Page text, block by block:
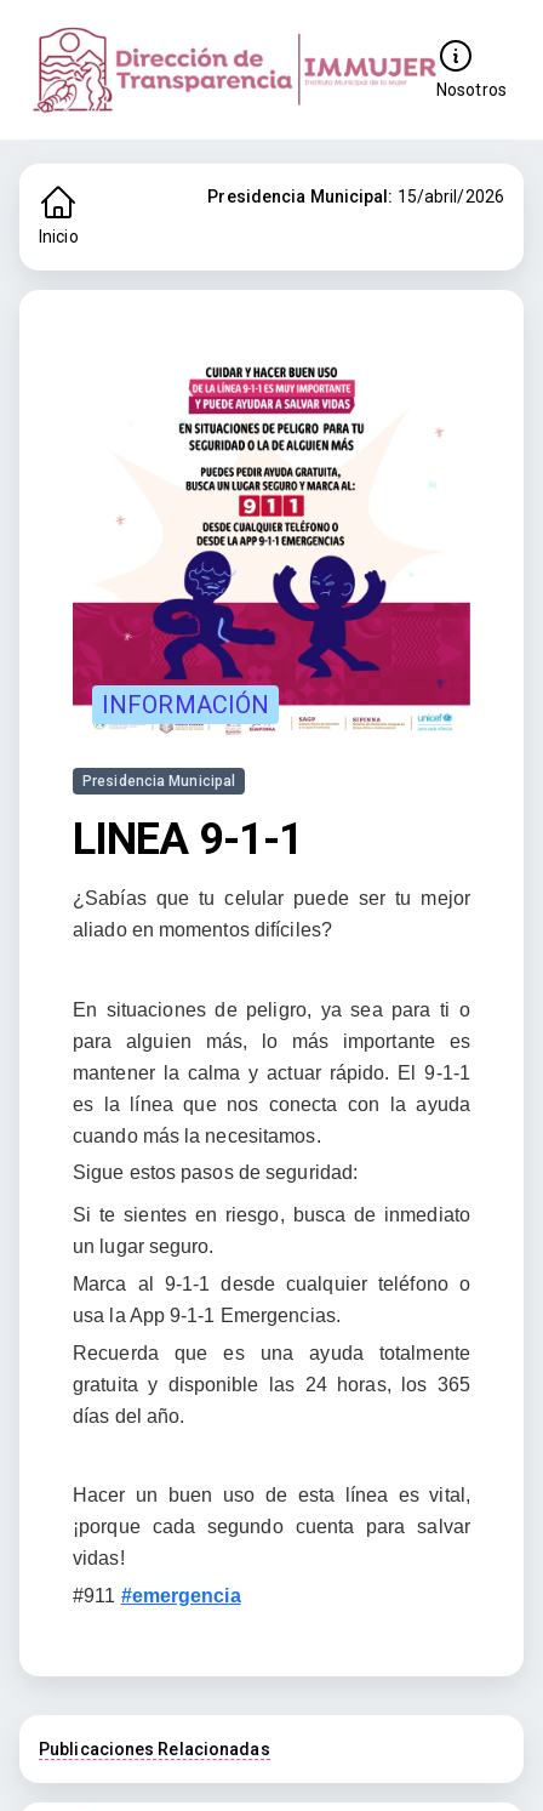
Nosotros
Inicio
Presidencia Municipal: 15/abril/2026
INFORMACIÓN
Presidencia Municipal
LINEA 9-1-1
¿Sabías que tu celular puede ser tu mejor
aliado en momentos difíciles?
En situaciones de peligro, ya sea para ti o
para alguien más, lo más importante es
mantener la calma y actuar rápido. El 9-1-1
es la línea que nos conecta con la ayuda
cuando más la necesitamos.
Sigue estos pasos de seguridad:
Si te sientes en riesgo, busca de inmediato
un lugar seguro.
Marca al 9-1-1 desde cualquier teléfono o
usa la App 9-1-1 Emergencias.
Recuerda que es una ayuda totalmente
gratuita y disponible las 24 horas, los 365
días del año.
Hacer un buen uso de esta línea es vital,
¡porque cada segundo cuenta para salvar
vidas!
#911 #emergencia
Publicaciones Relacionadas